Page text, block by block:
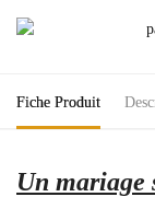
Fiche Produit
Un mariage